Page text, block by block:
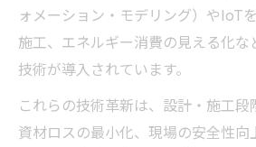
ォメーション・モデリング）やIoT
施工、エネルギー消費の見える化な
技術が導入されています。
これらの技術革新は、設計・施工段
資材ロスの最小化、現場の安全性向